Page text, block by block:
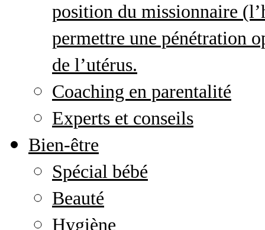
position du missionnaire
permettre une pénétration
de l’utérus.
Coaching en parentalité
Experts et conseils
Bien-être
Spécial bébé
Beauté
Hygiène